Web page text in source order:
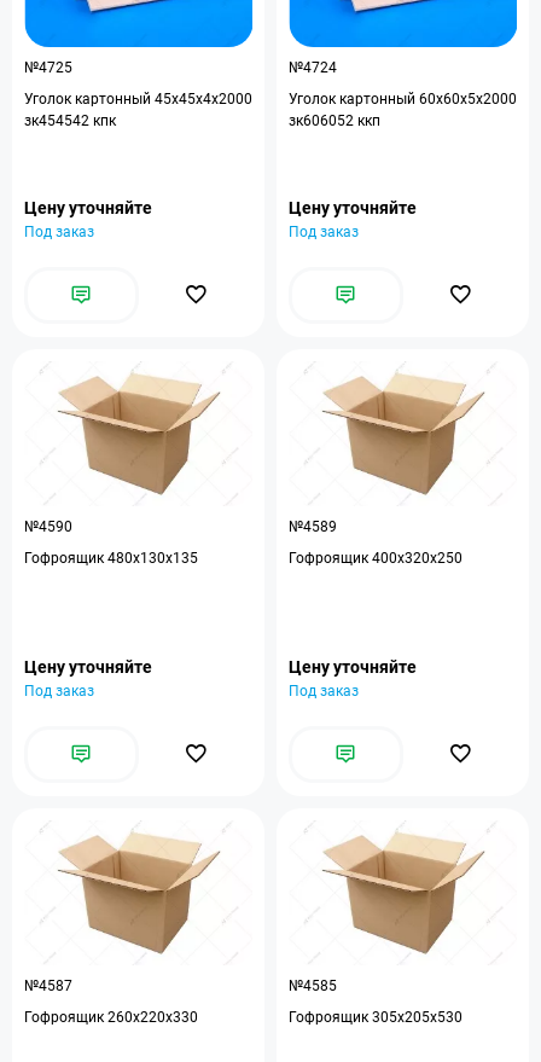
№4725
Уголок картонный 45x45x4x2000
зк454542 кпк
Цену уточняйте
Под заказ
№4724
Уголок картонный 60x60x5x2000
зк606052 ккп
Цену уточняйте
Под заказ
№4590
Гофроящик 480x130x135
Цену уточняйте
Под заказ
№4589
Гофроящик 400x320x250
Цену уточняйте
Под заказ
№4587
Гофроящик 260x220x330
№4585
Гофроящик 305x205x530